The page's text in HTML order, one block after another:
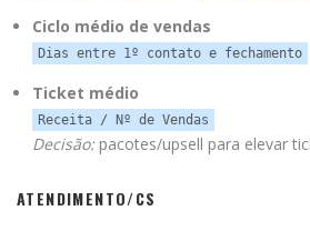
Ciclo médio de vendas
Dias entre 1º contato e fechamento
Ticket médio
Receita / Nº de Vendas
Decisão: pacotes/upsell para elevar
ATENDIMENTO/CS